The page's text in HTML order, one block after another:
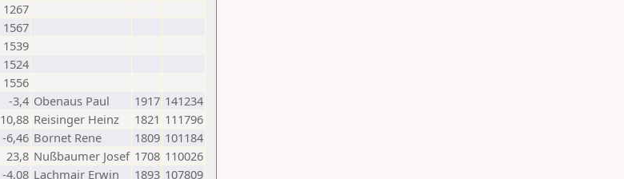
1267
1567
1539
1524
1556
-3,4 Obenaus Paul 1917 141234
10,88 Reisinger Heinz 1821 111796
-6,46 Bornet Rene 1809 101184
23,8 Nußbaumer Josef 1708 110026
-4,08 Lachmair Erwin 1893 107809